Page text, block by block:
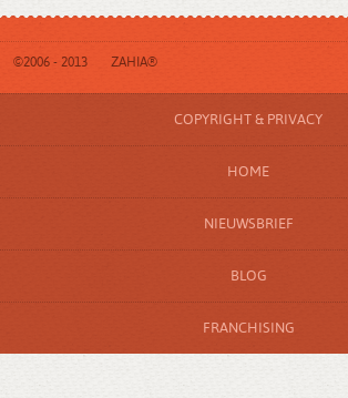
©2006 - 2013 ZAHIA®
COPYRIGHT & PRIVACY
HOME
NIEUWSBRIEF
BLOG
FRANCHISING